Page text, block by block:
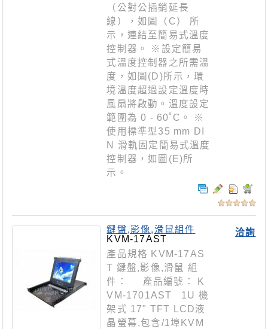
（公對公插銷延長
線），如圖（C） 所
示，連結至簡易式溫度
控制器。 ※設定簡易
式溫度控制器之所需溫
度，如圖(D)所示，環
境溫度超過設定溫度時
風扇將啟動。溫度設定
範圍為 0 - 60˚C。 ※
使用標準型35 mm DI
N 滑軌固定簡易式溫度
控制器，如圖(E)所
示。
洽詢
鍵盤,影像,滑鼠組件
KVM-17AST
產品規格 KVM-17AS
T 鍵盤,影像,滑鼠 組
件： 產品編號： K
VM-1701AST 1U 機
架式 17" TFT LCD液
晶螢幕,包含/1埠KVM